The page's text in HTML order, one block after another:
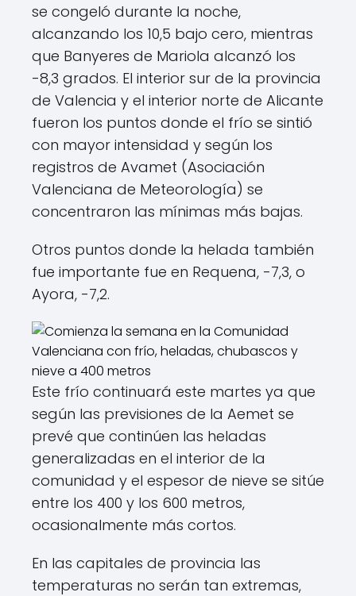
se congeló durante la noche,
alcanzando los 10,5 bajo cero, mientras
que Banyeres de Mariola alcanzó los
-8,3 grados. El interior sur de la provincia
de Valencia y el interior norte de Alicante
fueron los puntos donde el frío se sintió
con mayor intensidad y según los
registros de Avamet (Asociación
Valenciana de Meteorología) se
concentraron las mínimas más bajas.
Otros puntos donde la helada también
fue importante fue en Requena, -7,3, o
Ayora, -7,2.
Este frío continuará este martes ya que
según las previsiones de la Aemet se
prevé que continúen las heladas
generalizadas en el interior de la
comunidad y el espesor de nieve se sitúe
entre los 400 y los 600 metros,
ocasionalmente más cortos.
En las capitales de provincia las
temperaturas no serán tan extremas,